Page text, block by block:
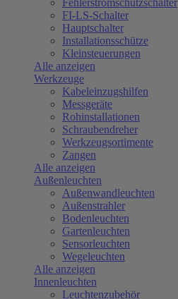
Fehlerstromschutzschalter
FI-LS-Schalter
Hauptschalter
Installationsschütze
Kleinsteuerungen
Alle anzeigen
Werkzeuge
Kabeleinzugshilfen
Messgeräte
Rohinstallationen
Schraubendreher
Werkzeugsortimente
Zangen
Alle anzeigen
Außenleuchten
Außenwandleuchten
Außenstrahler
Bodenleuchten
Gartenleuchten
Sensorleuchten
Wegeleuchten
Alle anzeigen
Innenleuchten
Leuchtenzubehör